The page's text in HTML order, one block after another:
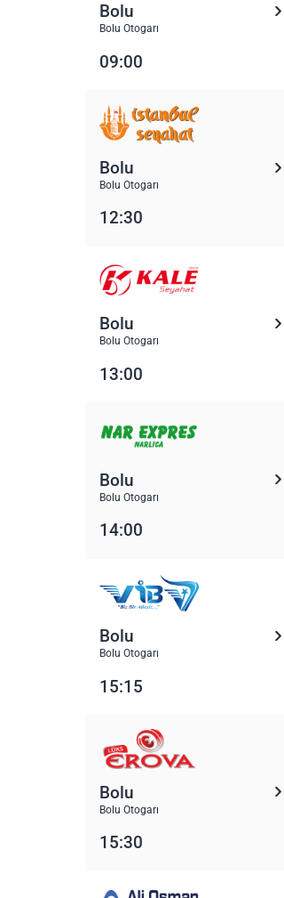
Bolu
Bolu Otogarı
09:00
Bolu
Bolu Otogarı
12:30
Bolu
Bolu Otogarı
13:00
Bolu
Bolu Otogarı
14:00
Bolu
Bolu Otogarı
15:15
Bolu
Bolu Otogarı
15:30